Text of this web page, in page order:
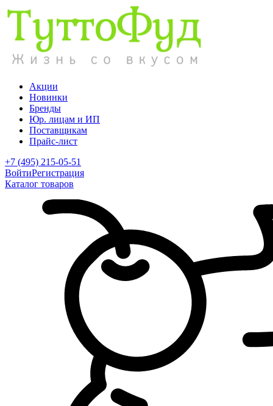
Акции
Новинки
Бренды
Юр. лицам и ИП
Поставщикам
Прайс-лист
+7 (495) 215-05-51
ВойтиРегистрация
Каталог товаров